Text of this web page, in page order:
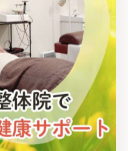
施術
花ノ木町
ホの操作、姿勢不良、
肉が緊張し、血流が悪
単なる肩こりだから」